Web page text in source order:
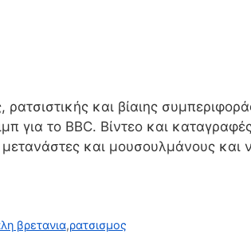
ρατσιστικής και βίαιης
για το BBC. Βίντεο και
μετανάστες και μουσουλμάνους
βρετανια,ρατσισμος